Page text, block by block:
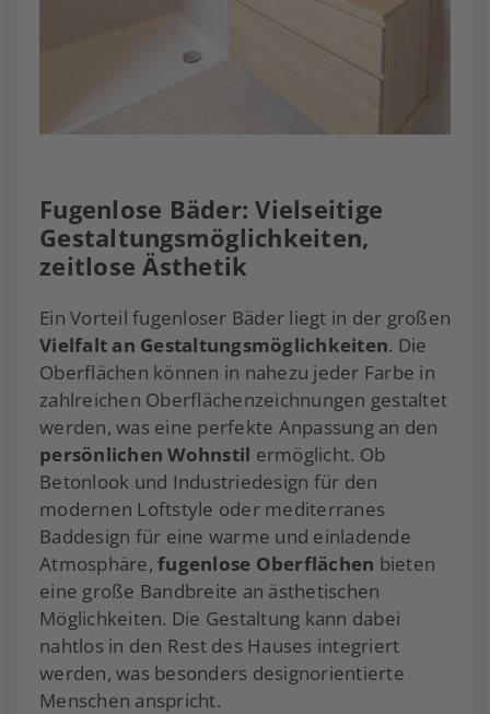
Fugenlose Bäder: Vielseitige
Gestaltungsmöglichkeiten,
zeitlose Ästhetik
Ein Vorteil fugenloser Bäder liegt in der großen
Vielfalt an Gestaltungsmöglichkeiten. Die
Oberflächen können in nahezu jeder Farbe in
zahlreichen Oberflächenzeichnungen gestaltet
werden, was eine perfekte Anpassung an den
persönlichen Wohnstil ermöglicht. Ob
Betonlook und Industriedesign für den
modernen Loftstyle oder mediterranes
Baddesign für eine warme und einladende
Atmosphäre, fugenlose Oberflächen bieten
eine große Bandbreite an ästhetischen
Möglichkeiten. Die Gestaltung kann dabei
nahtlos in den Rest des Hauses integriert
werden, was besonders designorientierte
Menschen anspricht.